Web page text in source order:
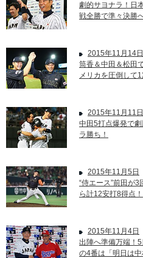
劇的サヨナラ！日
戦全勝で準々決勝
2015年11月14日
筒香＆中田＆松田
メリカを圧倒して
2015年11月11日
中田5打点爆発で
ラ勝ち！
2015年11月5日
“侍エース”前田が
ら計12安打8得点！
2015年11月4日
出陣へ準備万端！
の4番は「明日は中